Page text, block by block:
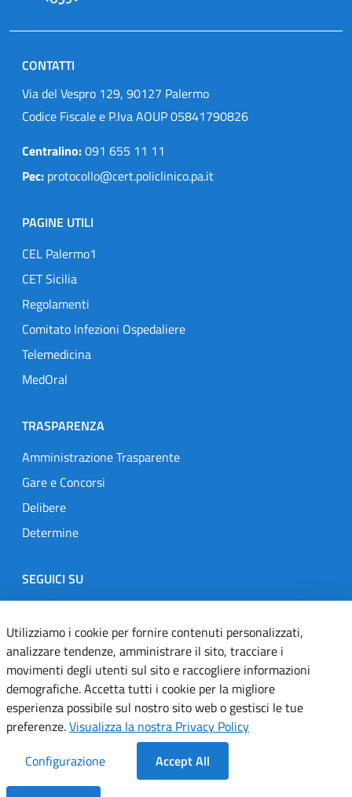
CONTATTI
Via del Vespro 129, 90127 Palermo
Codice Fiscale e P.Iva AOUP 05841790826
Centralino:091 655 11 11
Pec: protocollo@cert.policlinico.pa.it
PAGINE UTILI
CEL Palermo1
CET Sicilia
Regolamenti
Comitato Infezioni Ospedaliere
Telemedicina
MedOral
TRASPARENZA
Amministrazione Trasparente
Gare e Concorsi
Delibere
Determine
SEGUICI SU
Designers Italia
TwitterInstagramYoutubeLinkedin
Dichiarazione di accessibilità
Informativa cookie
Note legali
Utilizziamo i cookie per fornire contenuti personalizzati,
analizzare tendenze, amministrare il sito, tracciare i
movimenti degli utenti sul sito e raccogliere informazioni
demografiche. Accetta tutti i cookie per la migliore
esperienza possibile sul nostro sito web o gestisci le tue
preferenze.Visualizza la nostra Privacy Policy
Configurazione
Accept All